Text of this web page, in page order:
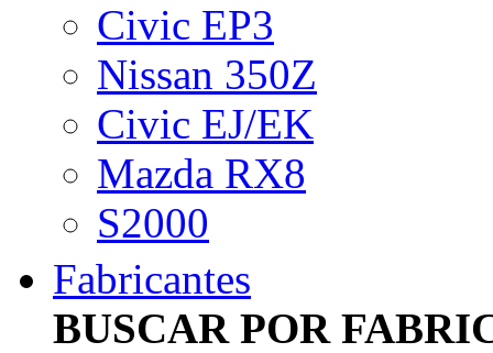
Civic EP3
Nissan 350Z
Civic EJ/EK
Mazda RX8
S2000
Fabricantes
BUSCAR POR